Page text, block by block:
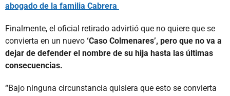
abogado de la familia Cabrera
Finalmente, el oficial retirado advirtió que no quiere que se
convierta en un nuevo ‘Caso Colmenares’, pero que no va a
dejar de defender el nombre de su hija hasta las últimas
consecuencias.
“Bajo ninguna circunstancia quisiera que esto se convierta